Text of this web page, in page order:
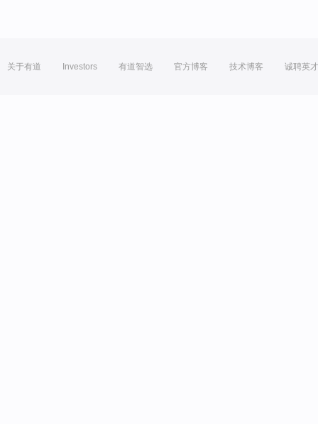
关于有道 Investors 有道智选 官方博客 技术博客 诚聘英才